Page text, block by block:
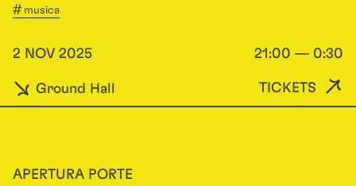
musica
2 NOV 2025 21:00 — 0:30
Ground Hall TICKETS
APERTURA PORTE